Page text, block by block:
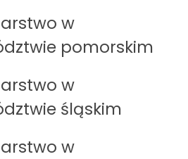
w
pomorskim
w
śląskim
w